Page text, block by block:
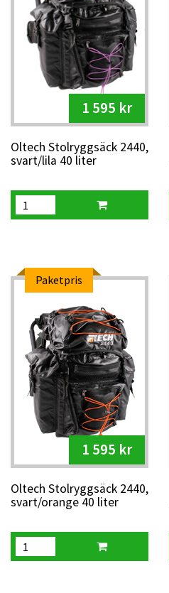
1 595 kr
Oltech Stolryggsäck 2440,
svart/lila 40 liter
Paketpris
1 595 kr
Oltech Stolryggsäck 2440,
svart/orange 40 liter